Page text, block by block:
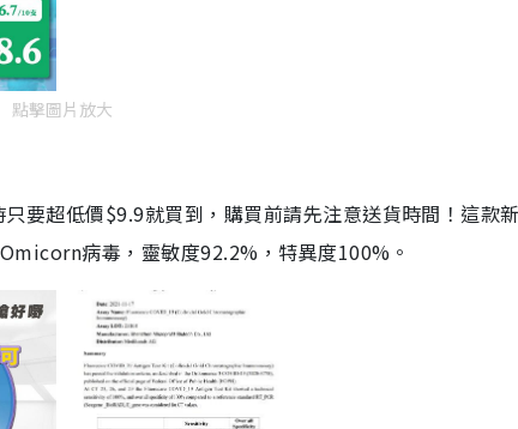
點擊圖片放大
要超低價$9.9就買到，購買前請先注意送貨時間！這款
病毒，靈敏度92.2%，特異度100%。